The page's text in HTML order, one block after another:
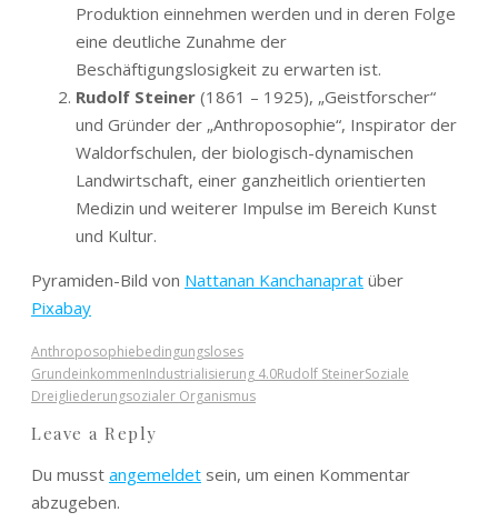
Produktion einnehmen werden und in deren Folge
eine deutliche Zunahme der
Beschäftigungslosigkeit zu erwarten ist.
Rudolf Steiner (1861 – 1925), „Geistforscher“
und Gründer der „Anthroposophie“, Inspirator der
Waldorfschulen, der biologisch-dynamischen
Landwirtschaft, einer ganzheitlich orientierten
Medizin und weiterer Impulse im Bereich Kunst
und Kultur.
Pyramiden-Bild von Nattanan Kanchanaprat über
Pixabay
Anthroposophiebedingungsloses
GrundeinkommenIndustrialisierung 4.0Rudolf SteinerSoziale
Dreigliederungsozialer Organismus
Leave a Reply
Du musst angemeldet sein, um einen Kommentar
abzugeben.